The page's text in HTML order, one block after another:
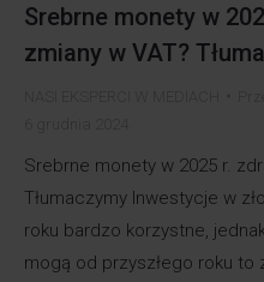
Srebrne monety w
zmiany w VAT?
Srebrne monety w 2025 r.
Tłumaczymy Inwestycje w
roku bardzo korzystne,
mogą od przyszłego roku to